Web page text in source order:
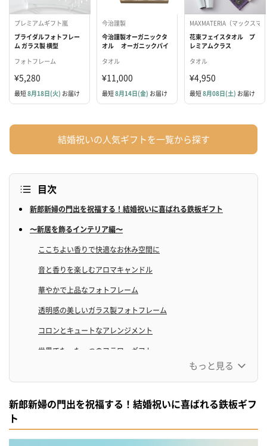
プレミアムギフト嵐
ブライダルフォトフレー
ム ガラス製 横型
フォトフレーム
¥5,280
最短8月18日(火) お届け
今治謹製
今治謹製オーガニックタ
オル オーガニックパイ
ェイスタオル２枚
IOG3910
タオル
¥11,000
最短8月14日(金) お届け
MAXMATERIA（マックスマ
花束フェイスタオル プ
レミアムクラス
タオル
¥4,950
最短8月08日(土) お届け
結婚祝いの人気ギフトを一覧から探す
もっと見る
目次
新郎新婦の門出を祝福する！結婚祝いに喜ばれる鉄板ギフト
〜新居を飾るインテリア編〜
ここちよい香りで快適なお休み空間に
音と香りを楽しむアロマキャンドル
華やかで上品なフォトフレーム
透明感の美しいガラス製フォトフレーム
コロンとキュートなアレンジメント
世界でたった一つのフラワーギフト
一度は使ってみたいフェイスタオル
リュクスなとろける着心地
新郎新婦の門出を祝福する！結婚祝いに喜ばれる鉄板ギフ
ト